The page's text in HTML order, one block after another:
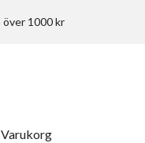
över 1000 kr
Varukorg